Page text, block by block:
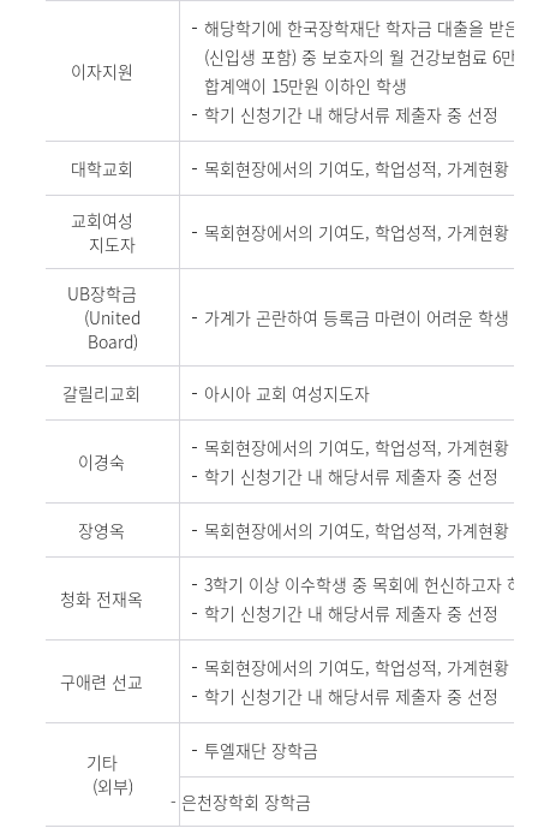
이자지원
해당학기에 한국장학재단 학자금 대출을 받은
(신입생 포함) 중 보호자의 월 건강보험료 6만
합계액이 15만원 이하인 학생
학기 신청기간 내 해당서류 제출자 중 선정
대학교회 목회현장에서의 기여도, 학업성적, 가계현황
교회여성
지도자
목회현장에서의 기여도, 학업성적, 가계현황
UB장학금
(United
Board)
가계가 곤란하여 등록금 마련이 어려운 학생
갈릴리교회 아시아 교회 여성지도자
이경숙
목회현장에서의 기여도, 학업성적, 가계현황
학기 신청기간 내 해당서류 제출자 중 선정
장영옥 목회현장에서의 기여도, 학업성적, 가계현황
청화 전재옥
3학기 이상 이수학생 중 목회에 헌신하고자 하
학기 신청기간 내 해당서류 제출자 중 선정
구애련 선교
목회현장에서의 기여도, 학업성적, 가계현황
학기 신청기간 내 해당서류 제출자 중 선정
기타
(외부)
투엘재단 장학금
- 은천장학회 장학금